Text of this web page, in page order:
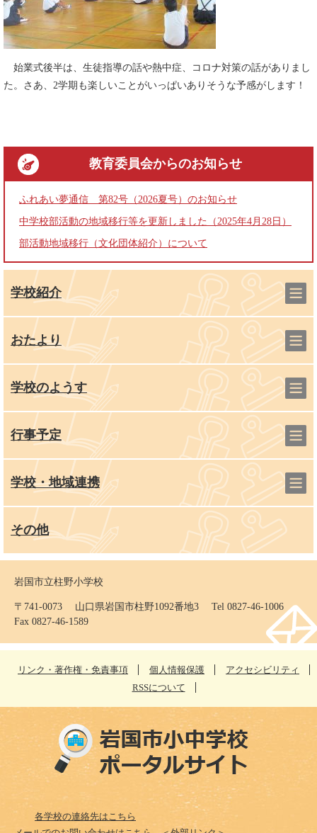
始業式後半は、生徒指導の話や熱中症、コロナ対策の話がありまし
た。さあ、2学期も楽しいことがいっぱいありそうな予感がします！
教育委員会からのお知らせ
ふれあい夢通信 第82号（2026夏号）のお知らせ
中学校部活動の地域移行等を更新しました（2025年4月28日）
部活動地域移行（文化団体紹介）について
学校紹介
おたより
学校のようす
行事予定
学校・地域連携
その他
岩国市立柱野小学校
〒741-0073 山口県岩国市柱野1092番地3 Tel 0827-46-1006
Fax 0827-46-1589
リンク・著作権・免責事項 個人情報保護
アクセシビリティ
RSSについて
各学校の連絡先はこちら